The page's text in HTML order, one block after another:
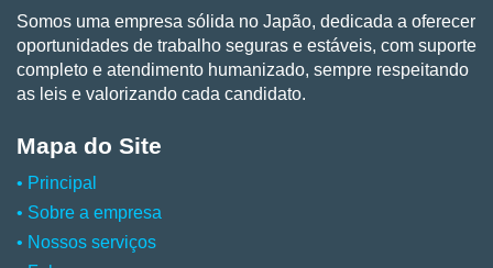
Somos uma empresa sólida no Japão, dedicada a oferecer
oportunidades de trabalho seguras e estáveis, com suporte
completo e atendimento humanizado, sempre respeitando
as leis e valorizando cada candidato.
Mapa do Site
• Principal
• Sobre a empresa
• Nossos serviços